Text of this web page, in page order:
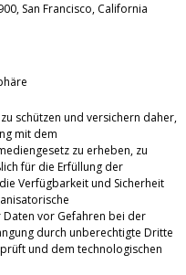
San Francisco, California
schützen und versichern daher,
mit dem
zu erheben, zu
für die Erfüllung der
Verfügbarkeit und Sicherheit
Daten vor Gefahren bei der
durch unberechtigte Dritte
und dem technologischen